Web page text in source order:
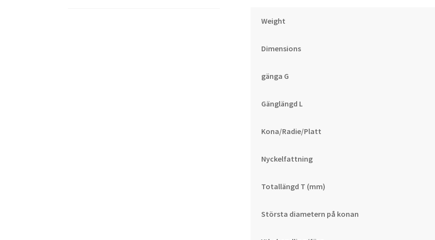
Weight
Dimensions
gänga G
Gänglängd L
Kona/Radie/Platt
Nyckelfattning
Totallängd T (mm)
Största diametern på konan